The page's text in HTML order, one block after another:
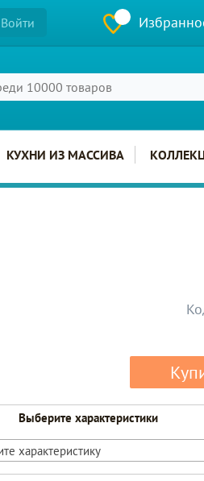
Войти
КУХНИ ИЗ МАССИВА
Выберите характеристики
характеристику